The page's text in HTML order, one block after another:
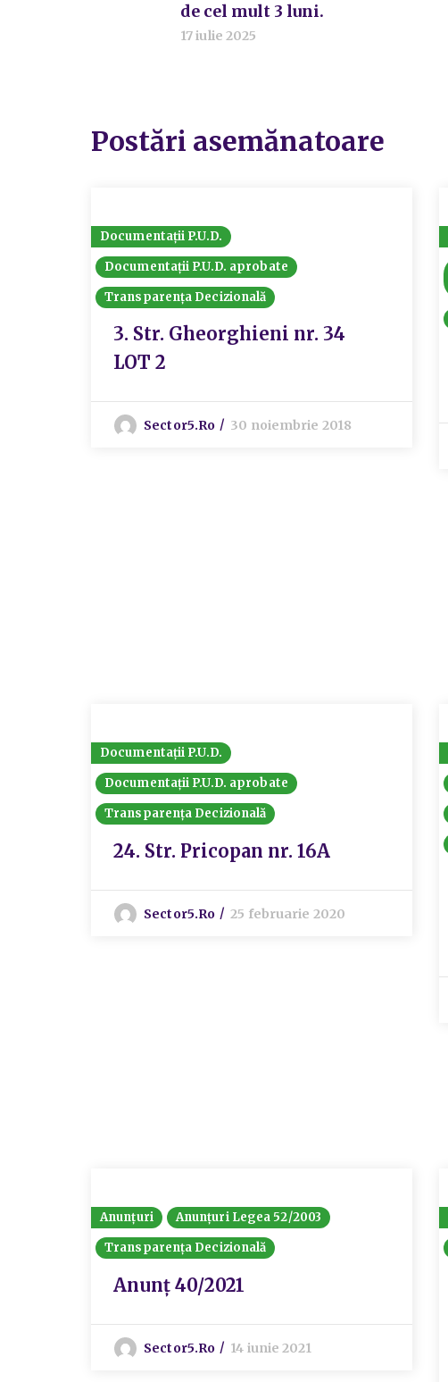
de cel mult 3 luni.
17 iulie 2025
Postări asemănatoare
Documentații P.U.D.
Documentații P.U.D. aprobate
Transparența Decizională
3. Str. Gheorghieni nr. 34
LOT 2
Sector5.ro 30 noiembrie 2018
Documentații P.U.D.
Documentații P.U.D. aprobate
Transparența Decizională
24. Str. Pricopan nr. 16A
Sector5.ro 25 februarie 2020
Anunțuri
Anunțuri Legea 52/2003
Transparența Decizională
Anunț 40/2021
Sector5.ro 14 iunie 2021